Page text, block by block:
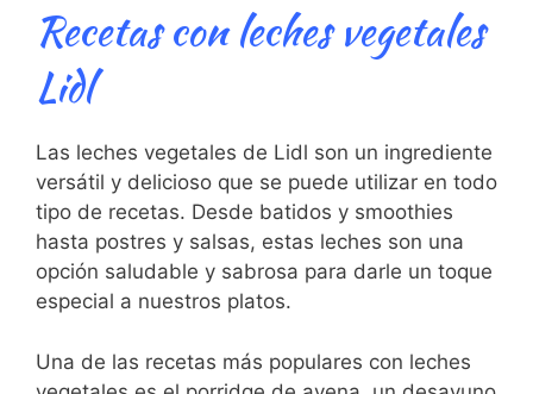
Recetas con⁤ leches vegetales
Lidl
Las leches vegetales de Lidl son un ingrediente
versátil y delicioso que se puede ‍utilizar en todo
tipo de recetas.⁢ Desde batidos y smoothies
hasta postres y salsas, estas leches son una
opción saludable y ‌sabrosa⁤ para darle un ‍toque
especial a nuestros ‌platos.
Una de las recetas más populares con leches